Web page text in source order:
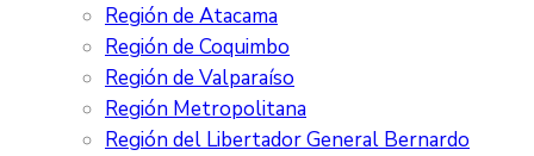
Región de Atacama
Región de Coquimbo
Región de Valparaíso
Región Metropolitana
Región del Libertador General Bernardo